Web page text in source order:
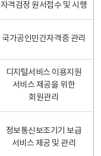
자격검정 원서접수 및 시행
국가공인민간자격증 관리
디지털서비스 이용지원
서비스 제공을 위한
회원관리
정보통신보조기기 보급
서비스 제공 및 관리